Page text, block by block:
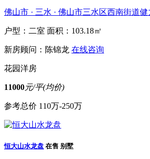
佛山市 · 三水 · 佛山市三水区西南街道
户型：二室 面积：103.18㎡
新房顾问：陈锦龙 在线咨询
花园洋房
11000元/平(均价)
参考总价 110万-250万
恒大山水龙盘 在售 别墅